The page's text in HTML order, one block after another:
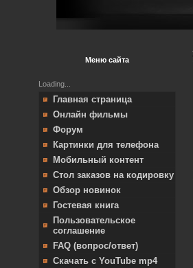
Меню сайта
Loading...
Главная страница
Онлайн фильмы
Форум
Картинки для телефона
Мобильный контент
Стол заказов на кодировку
Обзор новинок
Гостевая книга
Пользовательское
соглашение
FAQ (вопрос/ответ)
Скачать с YouTube mp4